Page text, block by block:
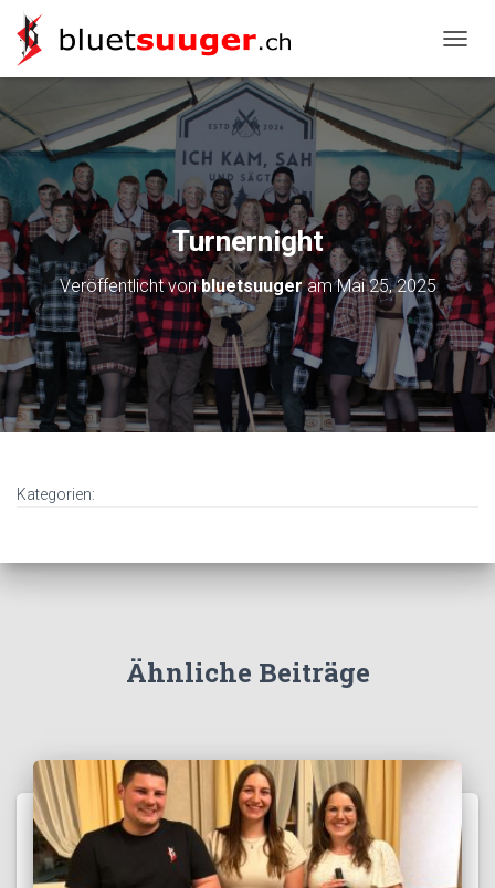
Turnernight
Veröffentlicht vonbluetsuugeramMai 25, 2025
Kategorien:
Ähnliche Beiträge